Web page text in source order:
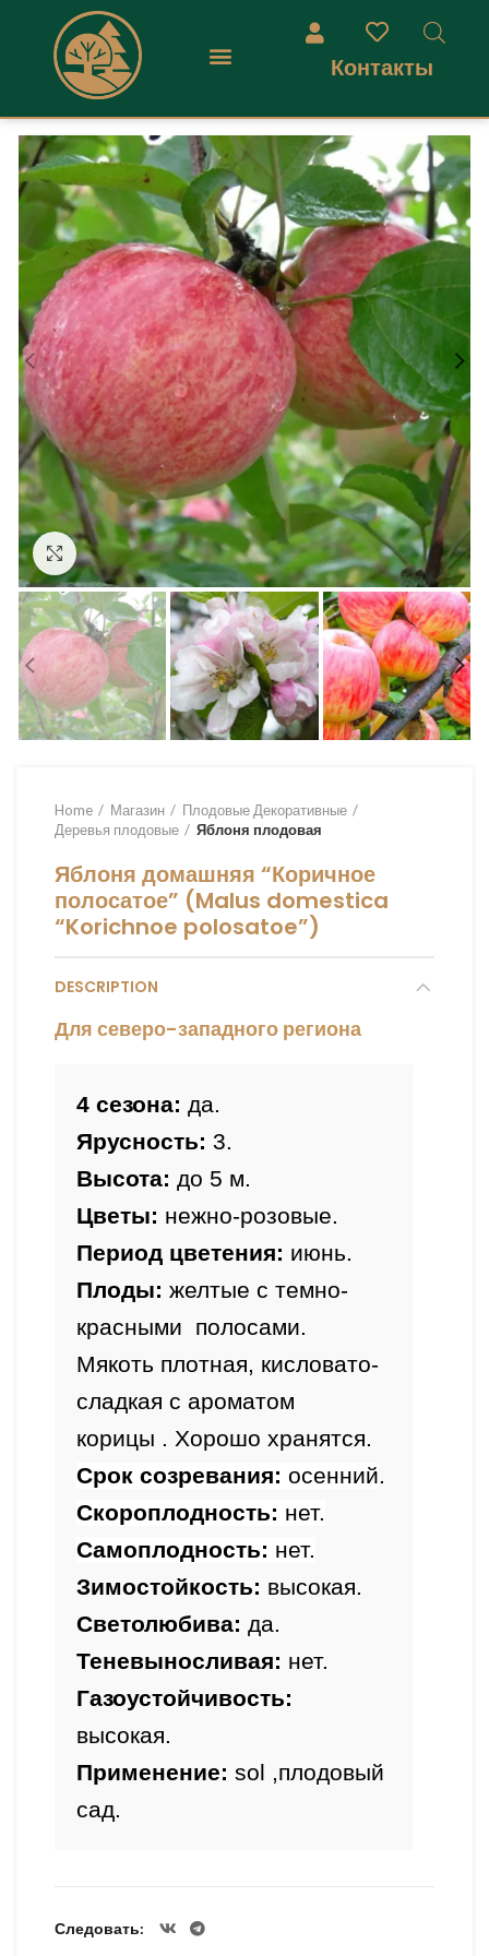
Контакты
Увеличить
Home Магазин
Плодовые Декоративные
Деревья плодовые
Яблоня плодовая
Яблоня домашняя “Коричное
полосатое” (Malus domestica
“Korichnoe polosatoe”)
DESCRIPTION
Для северо-западного региона
4 сезона: да.
Ярусность: 3.
Высота: до 5 м.
Цветы: нежно-розовые.
Период цветения: июнь.
Плоды: желтые с темно-
красными  полосами.
Мякоть плотная, кисловато-
сладкая с ароматом
корицы . Хорошо хранятся.
Срок созревания: осенний.
Скороплодность: нет.
Самоплодность: нет.
Зимостойкость: высокая.
Светолюбива: да.
Теневыносливая: нет.
высокая.
Применение: sol ,плодовый
сад.
Следовать